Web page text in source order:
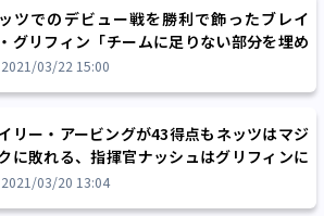
ツでのデビュー戦を勝利で飾ったブレイ
グリフィン「チームに足りない部分を埋め
」
2021/03/22 15:00
リー・アービングが43得点もネッツはマジ
に敗れる、指揮官ナッシュはグリフィンに
て「デビューは近い」
2021/03/20 13:04